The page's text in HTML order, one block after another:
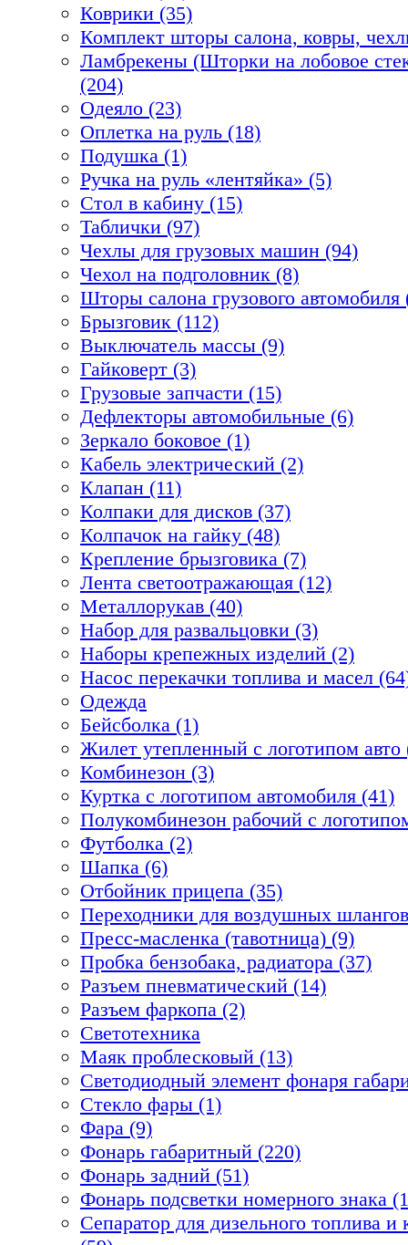
Коврики (35)
Комплект шторы салона, ковры,
Ламбрекены (Шторки на лобовое
(204)
Одеяло (23)
Оплетка на руль (18)
Подушка (1)
Ручка на руль «лентяйка» (5)
Стол в кабину (15)
Таблички (97)
Чехлы для грузовых машин (94)
Чехол на подголовник (8)
Шторы салона грузового автомобиля
Брызговик (112)
Выключатель массы (9)
Гайковерт (3)
Грузовые запчасти (15)
Дефлекторы автомобильные (6)
Зеркало боковое (1)
Кабель электрический (2)
Клапан (11)
Колпаки для дисков (37)
Колпачок на гайку (48)
Крепление брызговика (7)
Лента светоотражающая (12)
Металлорукав (40)
Набор для развальцовки (3)
Наборы крепежных изделий (2)
Насос перекачки топлива и масел
Одежда
Бейсболка (1)
Жилет утепленный с логотипом авто
Комбинезон (3)
Куртка с логотипом автомобиля (41)
Полукомбинезон рабочий с
Футболка (2)
Шапка (6)
Отбойник прицепа (35)
Переходники для воздушных
Пресс-масленка (тавотница) (9)
Пробка бензобака, радиатора (37)
Разъем пневматический (14)
Разъем фаркопа (2)
Светотехника
Маяк проблесковый (13)
Светодиодный элемент фонаря
Стекло фары (1)
Фара (9)
Фонарь габаритный (220)
Фонарь задний (51)
Фонарь подсветки номерного знака
Сепаратор для дизельного топлива